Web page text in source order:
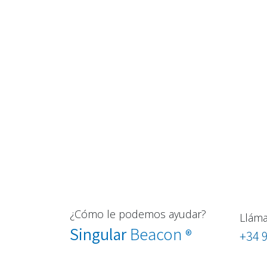
¿Cómo le podemos ayudar?
Singular Beacon ® +34